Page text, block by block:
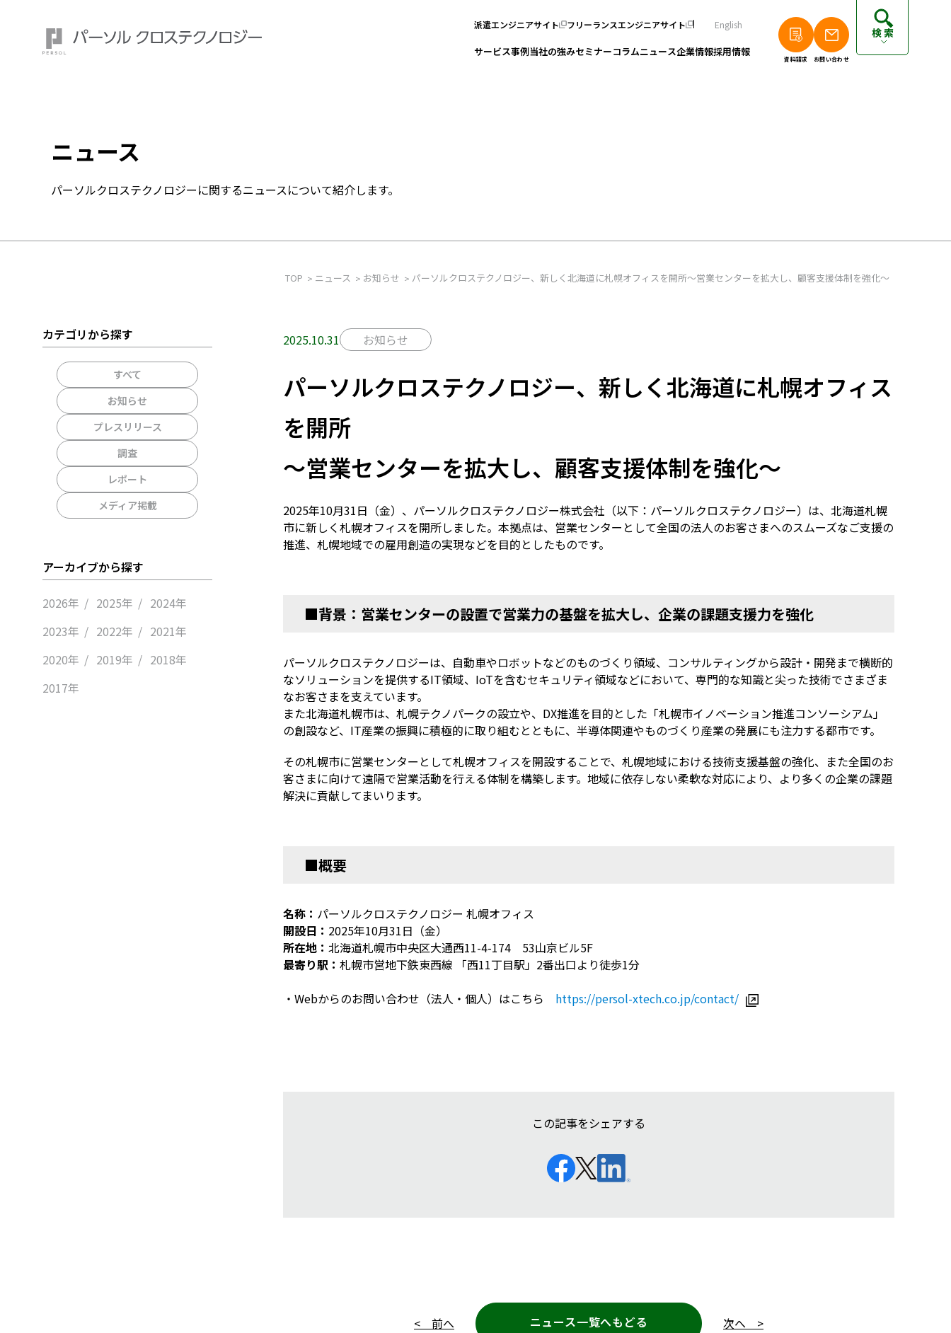
派遣エンジニアサイト フリーランスエンジニアサイト English
サービス事例当社の強みセミナーコラムニュース企業情報採用情報
資料請求 お問い合わせ
検索
ニュース
パーソルクロステクノロジーに関するニュースについて紹介します。
TOP ニュース お知らせ パーソルクロステクノロジー、新しく北海道に札幌オフィスを開所～営業センターを拡大し、顧客支援体制を強化～
カテゴリから探す
すべて
お知らせ
プレスリリース
調査
レポート
メディア掲載
アーカイブから探す
2026年 2025年
2024年
2023年
2022年
2021年
2020年
2019年
2018年
2017年
2025.10.31 お知らせ
パーソルクロステクノロジー、新しく北海道に札幌オフィス
を開所
～営業センターを拡大し、顧客支援体制を強化～
2025年10月31日（金）、パーソルクロステクノロジー株式会社（以下：パーソルクロステクノロジー）は、北海道札幌
市に新しく札幌オフィスを開所しました。本拠点は、営業センターとして全国の法人のお客さまへのスムーズなご支援の
推進、札幌地域での雇用創造の実現などを目的としたものです。
■背景：営業センターの設置で営業力の基盤を拡大し、企業の課題支援力を強化
パーソルクロステクノロジーは、自動車やロボットなどのものづくり領域、コンサルティングから設計・開発まで横断的
なソリューションを提供するIT領域、 IoTを含むセキュリティ領域などにおいて、専門的な知識と尖った技術でさまざま
なお客さまを支えています。
また北海道札幌市は、札幌テクノパークの設立や、 DX推進を目的とした「札幌市イノベーション推進コンソーシアム」
の創設など、 IT産業の振興に積極的に取り組むとともに、半導体関連やものづくり産業の発展にも注力する都市です。
その札幌市に営業センターとして札幌オフィスを開設することで、札幌地域における技術支援基盤の強化、また全国のお
客さまに向けて遠隔で営業活動を行える体制を構築します。地域に依存しない柔軟な対応により、より多くの企業の課題
解決に貢献してまいります。
■概要
名称： パーソルクロステクノロジー 札幌オフィス
開設日： 2025年10月31日（金）
所在地： 北海道札幌市中央区大通西11-4-174 53山京ビル5F
最寄り駅： 札幌市営地下鉄東西線 「西11丁目駅」 2番出口より徒歩1分
・Webからのお問い合わせ（法人・個人）はこちら https://persol-xtech.co.jp/contact/
この記事をシェアする
< 前へ ニュース一覧へもどる 次へ >